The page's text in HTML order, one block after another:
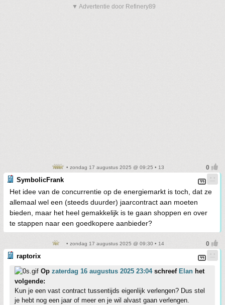
▼ Advertentie door Refinery89
• zondag 17 augustus 2025 @ 09:25 • 13
SymbolicFrank
Het idee van de concurrentie op de energiemarkt is toch, dat ze
allemaal wel een (steeds duurder) jaarcontract aan moeten
bieden, maar het heel gemakkelijk is te gaan shoppen en over
te stappen naar een goedkopere aanbieder?
• zondag 17 augustus 2025 @ 09:30 • 14
raptorix
Op zaterdag 16 augustus 2025 23:04schreef Elan het
volgende:
Kun je een vast contract tussentijds eigenlijk verlengen? Dus stel
je hebt nog een jaar of meer en je wil alvast gaan verlengen.